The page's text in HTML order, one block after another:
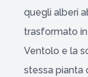
quegli alberi
trasformato
Ventolo e la
stessa pianta